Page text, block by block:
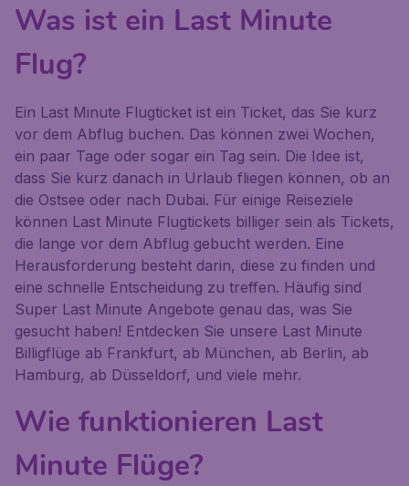
Was ist ein Last Minute
Flug?
Ein Last Minute Flugticket ist ein Ticket, das Sie kurz
vor dem Abflug buchen. Das können zwei Wochen,
ein paar Tage oder sogar ein Tag sein. Die Idee ist,
dass Sie kurz danach in Urlaub fliegen können, ob an
die Ostsee oder nach Dubai. Für einige Reiseziele
können Last Minute Flugtickets billiger sein als Tickets,
die lange vor dem Abflug gebucht werden. Eine
Herausforderung besteht darin, diese zu finden und
eine schnelle Entscheidung zu treffen. Häufig sind
Super Last Minute Angebote genau das, was Sie
gesucht haben! Entdecken Sie unsere Last Minute
Billigflüge ab Frankfurt, ab München, ab Berlin, ab
Hamburg, ab Düsseldorf, und viele mehr.
Wie funktionieren Last
Minute Flüge?